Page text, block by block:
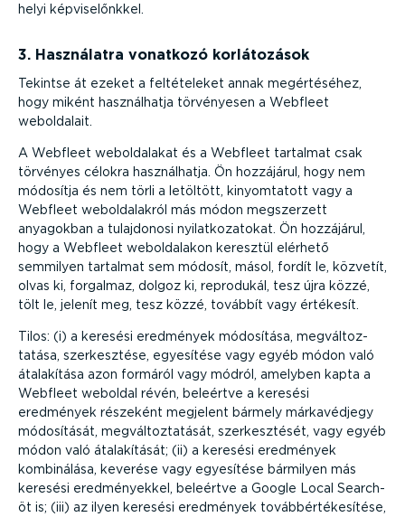
helyi képvi­se­lőnkkel.
3. Használatra vonatkozó korlá­to­zások
Tekintse át ezeket a felté­te­leket annak megér­té­séhez,
hogy miként használ­hatja törvényesen a Webfleet
weboldalait.
A Webfleet webol­da­lakat és a Webfleet tartalmat csak
törvényes célokra használ­hatja. Ön hozzájárul, hogy nem
módosítja és nem törli a letöltött, kinyom­tatott vagy a
Webfleet webol­da­lakról más módon megszerzett
anyagokban a tulajdonosi nyilat­ko­za­tokat. Ön hozzájárul,
hogy a Webfleet webol­da­lakon keresztül elérhető
semmilyen tartalmat sem módosít, másol, fordít le, közvetít,
olvas ki, forgalmaz, dolgoz ki, reprodukál, tesz újra közzé,
tölt le, jelenít meg, tesz közzé, továbbít vagy értékesít.
Tilos: (i) a keresési eredmények módosítása, megvál­toz­
tatása, szerkesztése, egyesítése vagy egyéb módon való
átalakítása azon formáról vagy módról, amelyben kapta a
Webfleet weboldal révén, beleértve a keresési
eredmények részeként megjelent bármely márka­védjegy
módosítását, megvál­toz­ta­tását, szerkesz­tését, vagy egyéb
módon való átala­kí­tását; (ii) a keresési eredmények
kombinálása, keverése vagy egyesítése bármilyen más
keresési eredmé­nyekkel, beleértve a Google Local Search-
öt is; (iii) az ilyen keresési eredmények tovább­ér­té­ke­sítése,